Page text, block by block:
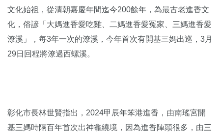
文化始祖，從清朝嘉慶年間迄今200餘年，為最古老進香文
化，俗諺「大媽進香愛吃雞、二媽進香愛冤家、三媽進香愛
潦溪」，每3年一次的潦溪，今年首次有開基三媽出巡，3月
29日回程將潦過西螺溪。
彰化市長林世賢指出，2024甲辰年笨港進香，由南瑤宮開
基三媽時隔百年首次出神龕繞境，因為進香陣頭很多，由三